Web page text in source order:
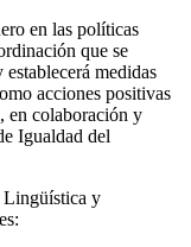
en las políticas
que se
medidas
acciones positivas
en colaboración y
Igualdad del
Lingüística y